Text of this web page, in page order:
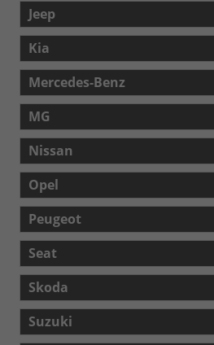
Jeep
Kia
Mercedes-Benz
MG
Nissan
Opel
Peugeot
Seat
Skoda
Suzuki